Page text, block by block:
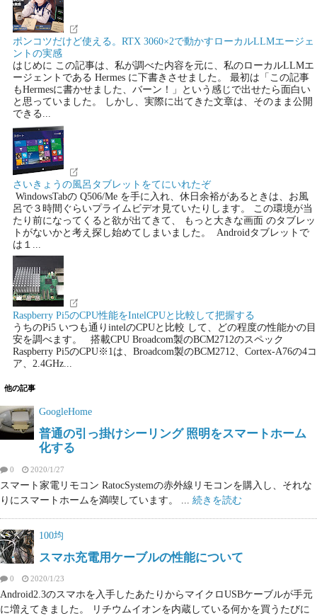
ポンコツだけど使える。RTX 3060×2で動かすローカルLLMエージェ
ントの実感
はじめに この記事は、私が調べた内容を元に、私のローカルLLMエ
ージェントである Hermes に下書きさせました。 最初は「この記事
もHermesに書かせました、バーン！」という感じで出せたら面白い
と思っていました。 しかし、実際に出てきた文章は、そのまま公開
できる...
さいきょうの風呂タブレットをてにいれたぞ
WindowsTabの Q506/Me を手に入れ、休日余裕があるときは、お風
呂で３時間ぐらいプライムビデオ見ていたりします。 この環境が当
たり前になってくると欲が出てきて、 もっと大きな画面 のタブレッ
トがないかと考え探し始めてしまいました。 Androidタブレットで
は１...
Raspberry Pi5のCPU性能をIntelCPUと比較して把握する
うちのPi5 いつも通りintelのCPUと比較 して、どの程度の性能かの目
安を調べます。 搭載CPU Broadcom製のBCM2712のスペック
Raspberry Pi5のCPU※1は、Broadcom製のBCM2712、Cortex-A76の4コ
ア、2.4GHz...
他の記事
GoogleHome
普通の引っ掛けシーリング 照明をスマートホーム
化する
0 2020/1/27
スマート家電リモコン RatocSystemの赤外線リモコンを購入し、それな
りにスマートホームを満喫しています。 ... 続きを読む
100均
スマホ充電用ケーブルの性能について
0 2020/1/23
Android2.3のスマホを入手したあたりからマイクロUSBケーブルが手元
に増えてきました。 リチウムイオンを内蔵している何かを買うたびに